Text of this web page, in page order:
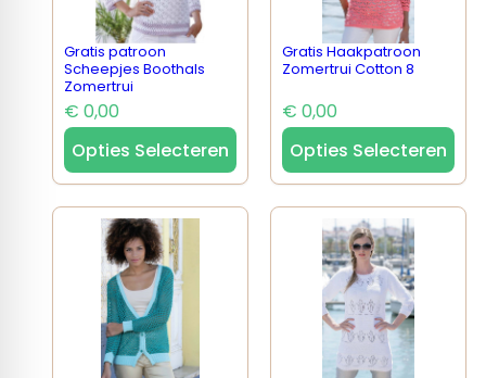
Gratis patroon
Scheepjes Boothals
Zomertrui
€ 0,00
Opties Selecteren
Gratis Haakpatroon
Zomertrui Cotton 8
€ 0,00
Opties Selecteren